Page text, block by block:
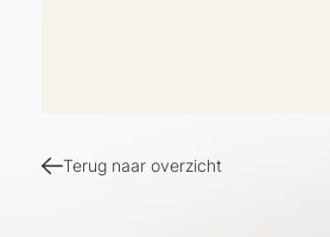
Terug naar overzicht